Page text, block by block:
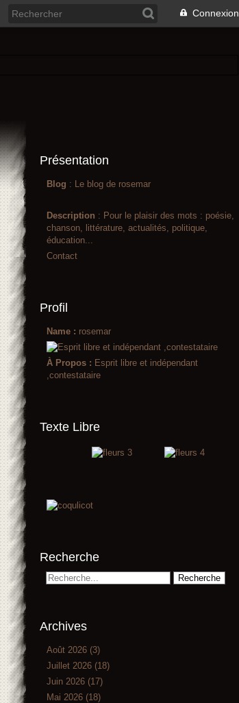
Connexion
Présentation
Blog : Le blog de rosemar
Description : Pour le plaisir des mots : poésie,
chanson, littérature, actualités, politique,
éducation...
Contact
Profil
Name : rosemar
À Propos : Esprit libre et indépendant
,contestataire
Texte Libre
Recherche
Archives
Août 2026 (3)
Juillet 2026 (18)
Juin 2026 (17)
Mai 2026 (18)